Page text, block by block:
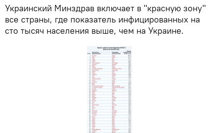
Украинский Минздрав включает в "красную зону"
все страны, где показатель инфицированных на
сто тысяч населения выше, чем на Украине.